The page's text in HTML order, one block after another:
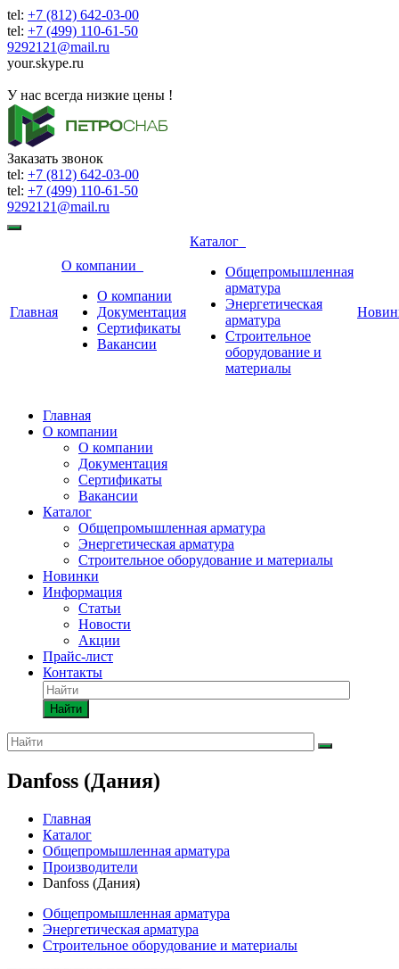
tel: +7 (812) 642-03-00
tel: +7 (499) 110-61-50
9292121@mail.ru
your.skype.ru
У нас всегда низкие цены !
Заказать звонок
tel: +7 (812) 642-03-00
tel: +7 (499) 110-61-50
9292121@mail.ru
Главная
О компании
О компании
Документация
Сертификаты
Вакансии
Каталог
Общепромышленная
арматура
Энергетическая
арматура
Строительное
оборудование и
материалы
Главная
О компании
О компании
Документация
Сертификаты
Вакансии
Каталог
Общепромышленная арматура
Энергетическая арматура
Строительное оборудование и материалы
Новинки
Информация
Статьи
Новости
Акции
Прайс-лист
Контакты
Найти
Danfoss (Дания)
Главная
Каталог
Общепромышленная арматура
Производители
Danfoss (Дания)
Общепромышленная арматура
Энергетическая арматура
Строительное оборудование и материалы